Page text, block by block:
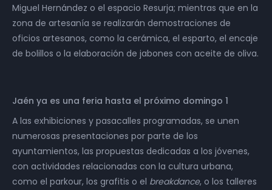
Miguel Hernández o el espacio Resurja; mientras que en la
zona de artesanía se realizarán demostraciones de
oficios artesanos, como la cerámica, el esparto, el encaje
de bolillos o la elaboración de jabones con aceite de oliva.
Jaén ya es una feria hasta el próximo domingo 1
A las exhibiciones y pasacalles programadas, se unen
numerosas presentaciones por parte de los
ayuntamientos, las propuestas dedicadas a los jóvenes,
con actividades relacionadas con la cultura urbana,
como el parkour, los grafitis o el breakdance, o los talleres